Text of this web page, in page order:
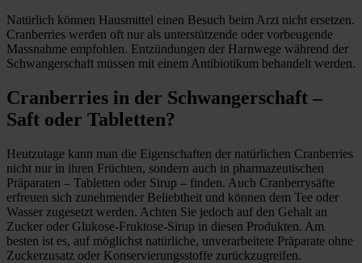
Natürlich können Hausmittel einen Besuch beim Arzt nicht ersetzen.
Cranberries werden oft nur als unterstützende oder vorbeugende
Massnahme empfohlen. Entzündungen der Harnwege während der
Schwangerschaft müssen mit einem Antibiotikum behandelt werden.
Cranberries in der Schwangerschaft –
Saft oder Tabletten?
Heutzutage kann man die Eigenschaften der natürlichen Cranberries
nicht nur in ihren Früchten, sondern auch in pharmazeutischen
Präparaten – Tabletten oder Sirup – finden. Auch Cranberrysäfte
erfreuen sich zunehmender Beliebtheit und können dem Tee oder
Wasser zugesetzt werden. Achten Sie jedoch auf den Gehalt an
Zucker oder Glukose-Fruktose-Sirup in diesen Produkten. Am
besten ist es, auf möglichst natürliche, unverarbeitete Präparate ohne
Zuckerzusatz oder Konservierungsstoffe zurückzugreifen.